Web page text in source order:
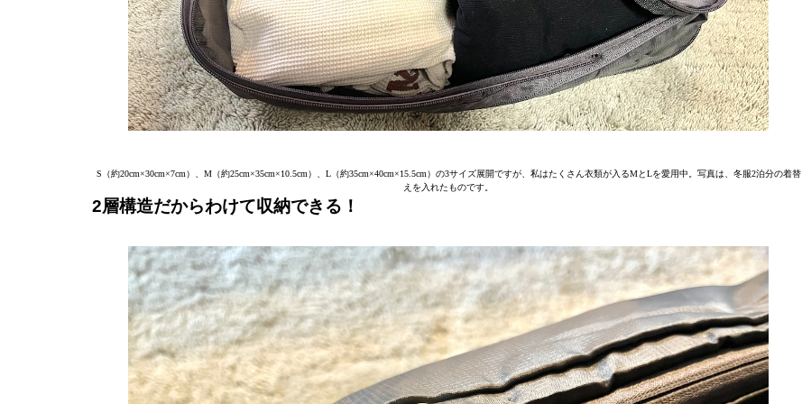
S（約20cm×30cm×7cm）、M（約25cm×35cm×10.5cm）、L（約35cm×40cm×15.5cm）の3サイズ展開ですが、私はたくさん衣類が入るMとLを愛用中。写真は、冬服2泊分の着替
えを入れたものです。
2層構造だからわけて収納できる！